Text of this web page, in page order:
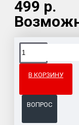
499 р.
В КОРЗИНУ
ВОПРОС
Доставка